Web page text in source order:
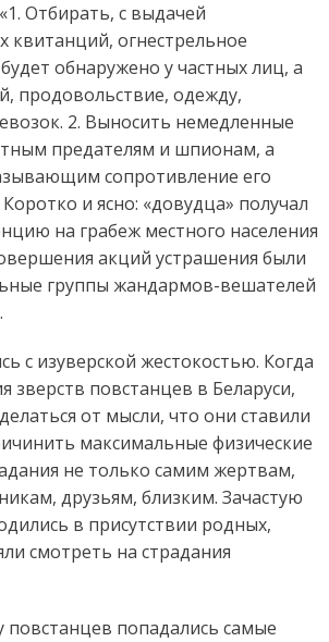
Отбирать, с выдачей
квитанций, огнестрельное
обнаружено у частных лиц, а
продовольствие, одежду,
2. Выносить немедленные
предателям и шпионам, а
сопротивление его
и ясно: «довудца» получал
на грабеж местного населения
акций устрашения были
группы жандармов-вешателей
с изуверской жестокостью. Когда
зверств повстанцев в Беларуси,
от мысли, что они ставили
максимальные физические
не только самим жертвам,
друзьям, близким. Зачастую
в присутствии родных,
смотреть на страдания
повстанцев попадались самые